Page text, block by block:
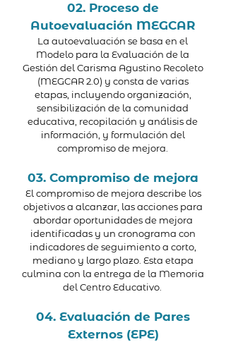
02. Proceso de
Autoevaluación MEGCAR
La autoevaluación se basa en el
Modelo para la Evaluación de la
Gestión del Carisma Agustino Recoleto
(MEGCAR 2.0) y consta de varias
etapas, incluyendo organización,
sensibilización de la comunidad
educativa, recopilación y análisis de
información, y formulación del
compromiso de mejora.
03. Compromiso de mejora
El compromiso de mejora describe los
objetivos a alcanzar, las acciones para
abordar oportunidades de mejora
identificadas y un cronograma con
indicadores de seguimiento a corto,
mediano y largo plazo. Esta etapa
culmina con la entrega de la Memoria
del Centro Educativo.
04. Evaluación de Pares
Externos (EPE)